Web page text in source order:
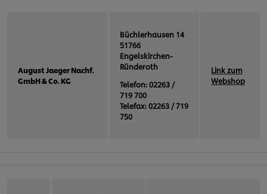
August Jaeger Nachf.
GmbH & Co. KG
Büchlerhausen 14
51766
Engelskirchen-
Ründeroth
Telefon: 02263 /
719 700
Telefax: 02263 / 719
750
Link zum
Webshop